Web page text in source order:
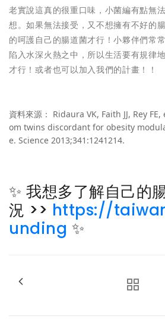
老實說這真的很重口味，小菌編有點無
想。如果無法接受，又不想擁有不好的
的呵護自己的腸道菌才行！小夥伴們常
陷入水深火熱之中，所以生活要有規律
才行！或者也可以加入我們的計畫！！
資料來源： Ridaura VK, Faith JJ, Rey
om twins discordant for obesity
e. Science 2013;341:1241214.
✨ 我想多了解自己的
況 >> https://
unding ✨